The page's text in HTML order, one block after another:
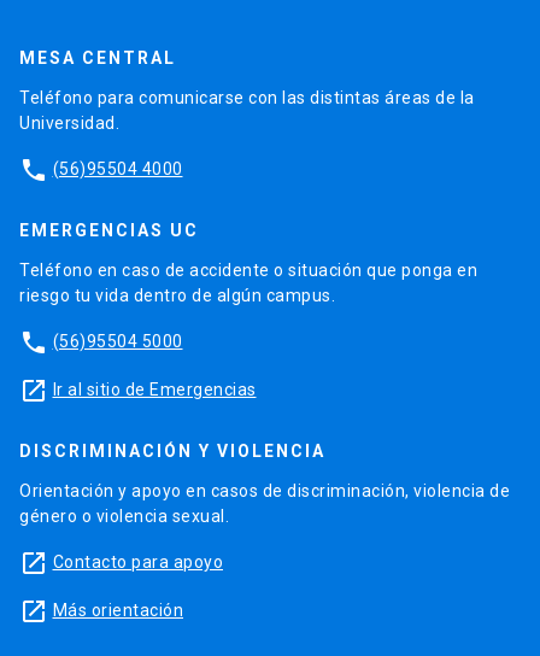
MESA CENTRAL
Teléfono para comunicarse con las distintas áreas de la
Universidad.
phone (56)95504 4000
EMERGENCIAS UC
Teléfono en caso de accidente o situación que ponga en
riesgo tu vida dentro de algún campus.
phone (56)95504 5000
launch Ir al sitio de Emergencias
DISCRIMINACIÓN Y VIOLENCIA
Orientación y apoyo en casos de discriminación, violencia de
género o violencia sexual.
launch Contacto para apoyo
launch Más orientación